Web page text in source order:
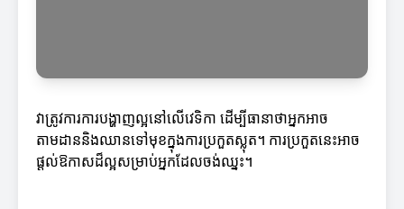
វាត្រូវការការបង្ហាញល្អនៅលើវេទិកា ដើម្បីធានាថាអ្នកអាច
តាមដាននិងឈានទៅមុខក្នុងការប្រកួតស្លុត។ ការប្រកួតនេះអាច
ផ្ដល់ឱកាសដ៏ល្អសម្រាប់អ្នកដែលចង់ឈ្នះ។